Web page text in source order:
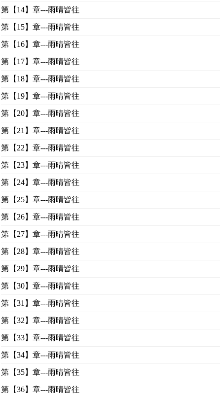
第【14】章---雨晴皆往
第【15】章---雨晴皆往
第【16】章---雨晴皆往
第【17】章---雨晴皆往
第【18】章---雨晴皆往
第【19】章---雨晴皆往
第【20】章---雨晴皆往
第【21】章---雨晴皆往
第【22】章---雨晴皆往
第【23】章---雨晴皆往
第【24】章---雨晴皆往
第【25】章---雨晴皆往
第【26】章---雨晴皆往
第【27】章---雨晴皆往
第【28】章---雨晴皆往
第【29】章---雨晴皆往
第【30】章---雨晴皆往
第【31】章---雨晴皆往
第【32】章---雨晴皆往
第【33】章---雨晴皆往
第【34】章---雨晴皆往
第【35】章---雨晴皆往
第【36】章---雨晴皆往